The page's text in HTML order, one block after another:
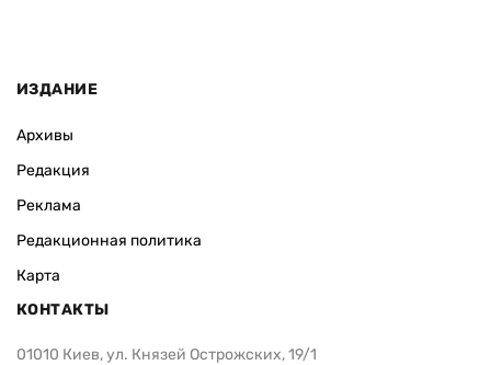
ИЗДАНИЕ
Архивы
Редакция
Реклама
Редакционная политика
Карта
КОНТАКТЫ
01010 Киев, ул. Князей Острожских, 19/1